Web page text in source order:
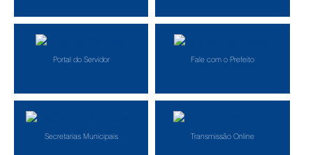
Portal do Servidor Fale com o Prefeito
Secretarias Municipais Transmissão Online